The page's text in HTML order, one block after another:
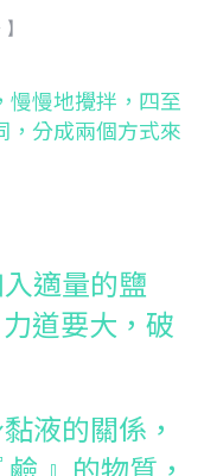
慢慢地攪拌，四至
，分成兩個方式來
適量的鹽
道要大，破
液的關係，